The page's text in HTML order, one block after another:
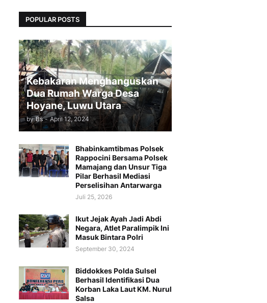
POPULAR POSTS
Kebakaran Menghanguskan
Dua Rumah Warga Desa
Hoyane, Luwu Utara
by Bs - April 12, 2024
Bhabinkamtibmas Polsek
Rappocini Bersama Polsek
Mamajang dan Unsur Tiga
Pilar Berhasil Mediasi
Perselisihan Antarwarga
Juli 25, 2026
Ikut Jejak Ayah Jadi Abdi
Negara, Atlet Paralimpik Ini
Masuk Bintara Polri
September 30, 2024
Biddokkes Polda Sulsel
Berhasil Identifikasi Dua
Korban Laka Laut KM. Nurul
Salsa